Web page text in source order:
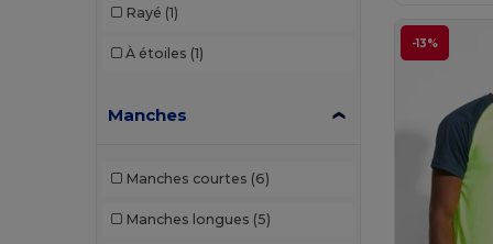
Rayé (1)
À étoiles (1)
Manches
Manches courtes (6)
Manches longues (5)
-13%